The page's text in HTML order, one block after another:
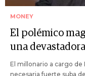
MONEY
El polémico
una
El millonario a cargo
necesaria fuerte suba